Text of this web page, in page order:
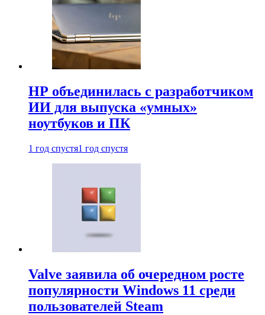
HP объединилась с разработчиком
ИИ для выпуска «умных»
ноутбуков и ПК
1 год спустя1 год спустя
Valve заявила об очередном росте
популярности Windows 11 среди
пользователей Steam